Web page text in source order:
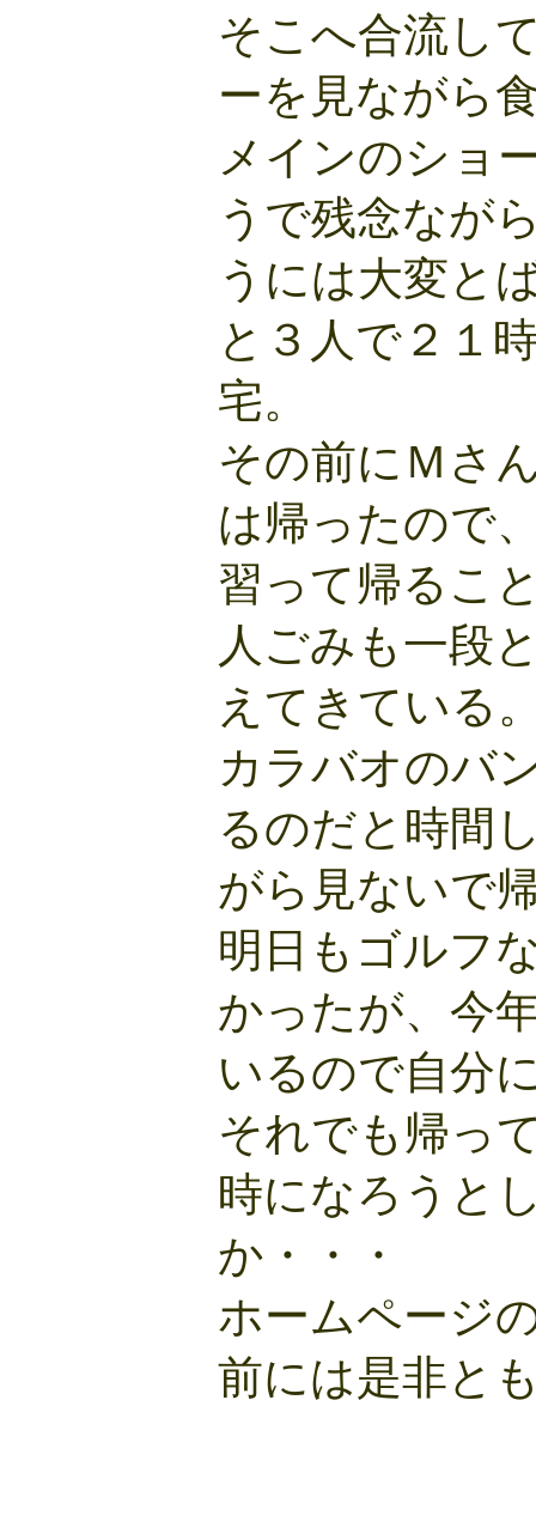
そこへ合流し
ーを見ながら
メインのショ
うで残念なが
うには大変と
と３人で２１
宅。
その前にＭさ
は帰ったので
習って帰るこ
人ごみも一段
えてきている
カラバオのバ
るのだと時間
がら見ないで
明日もゴルフ
かったが、今
いるので自分
それでも帰っ
時になろうと
か・・・
ホームページ
前には是非と